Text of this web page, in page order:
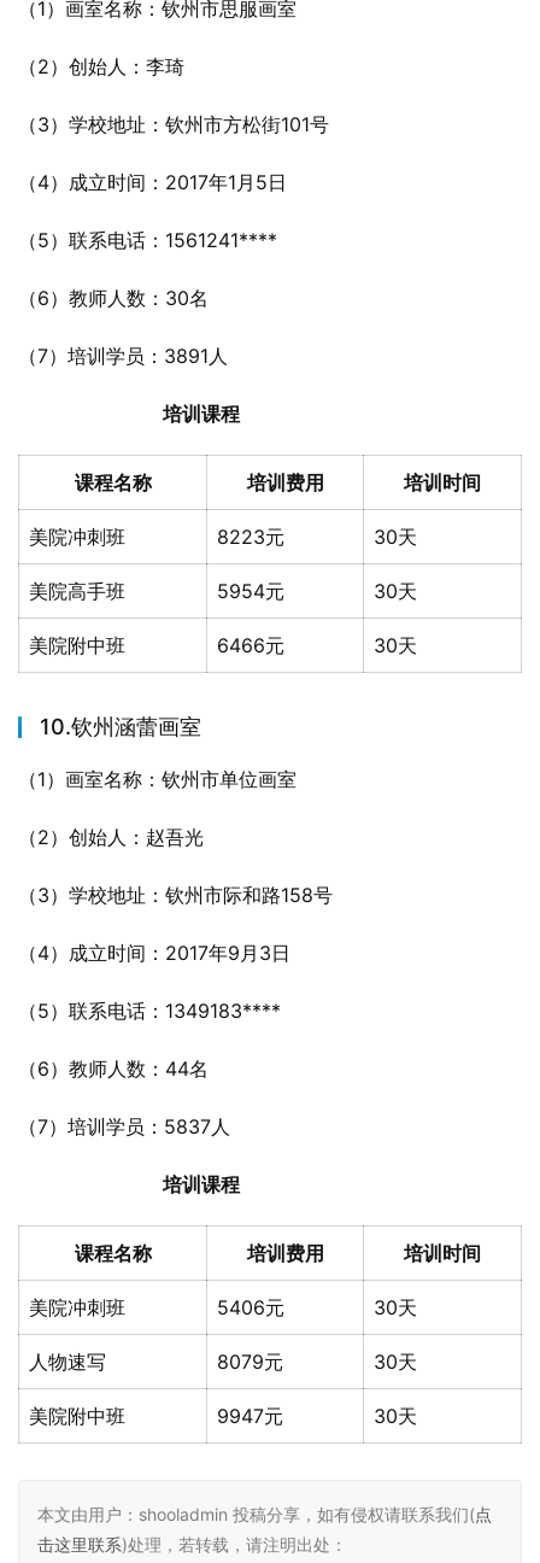
（1）画室名称：钦州市思服画室
（2）创始人：李琦
（3）学校地址：钦州市方松街101号
（4）成立时间：2017年1月5日
（5）联系电话：1561241****
（6）教师人数：30名
（7）培训学员：3891人
培训课程
课程名称 培训费用 培训时间
美院冲刺班 8223元 30天
美院高手班 5954元 30天
美院附中班 6466元 30天
10.钦州涵蕾画室
（1）画室名称：钦州市单位画室
（2）创始人：赵吾光
（3）学校地址：钦州市际和路158号
（4）成立时间：2017年9月3日
（5）联系电话：1349183****
（6）教师人数：44名
（7）培训学员：5837人
培训课程
课程名称 培训费用 培训时间
美院冲刺班 5406元 30天
人物速写 8079元 30天
美院附中班 9947元 30天
本文由用户：shooladmin 投稿分享，如有侵权请联系我们(点
击这里联系)处理，若转载，请注明出处：